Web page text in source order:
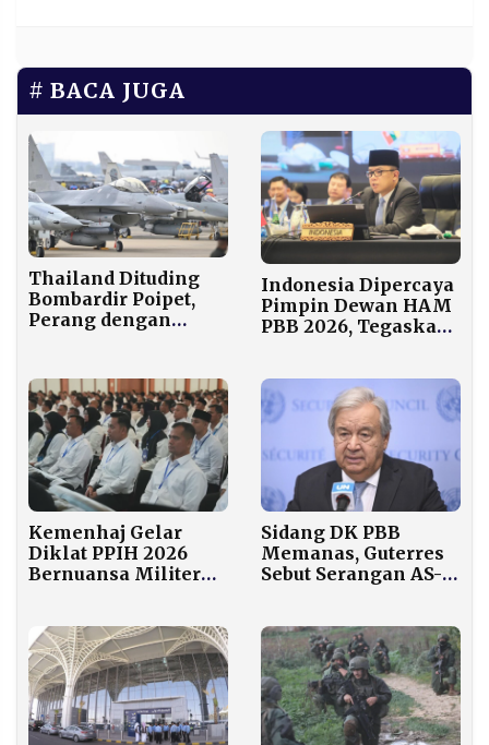
BACA JUGA
Thailand Dituding
Bombardir Poipet,
Perang dengan
Mengungsi
Indonesia Dipercaya
Pimpin Dewan HAM
PBB 2026, Tegaskan
Kemenhaj Gelar
Diklat PPIH 2026
Bernuansa Militer
Sidang DK PBB
Memanas, Guterres
Sebut Serangan AS-
terangan”